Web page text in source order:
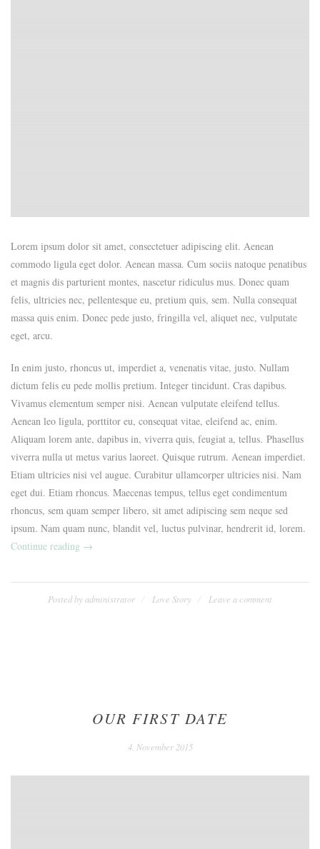
Lorem ipsum dolor sit amet, consectetuer adipiscing elit. Aenean
commodo ligula eget dolor. Aenean massa. Cum sociis natoque penatibus
et magnis dis parturient montes, nascetur ridiculus mus. Donec quam
felis, ultricies nec, pellentesque eu, pretium quis, sem. Nulla consequat
massa quis enim. Donec pede justo, fringilla vel, aliquet nec, vulputate
eget, arcu.
In enim justo, rhoncus ut, imperdiet a, venenatis vitae, justo. Nullam
dictum felis eu pede mollis pretium. Integer tincidunt. Cras dapibus.
Vivamus elementum semper nisi. Aenean vulputate eleifend tellus.
Aenean leo ligula, porttitor eu, consequat vitae, eleifend ac, enim.
Aliquam lorem ante, dapibus in, viverra quis, feugiat a, tellus. Phasellus
viverra nulla ut metus varius laoreet. Quisque rutrum. Aenean imperdiet.
Etiam ultricies nisi vel augue. Curabitur ullamcorper ultricies nisi. Nam
eget dui. Etiam rhoncus. Maecenas tempus, tellus eget condimentum
rhoncus, sem quam semper libero, sit amet adipiscing sem neque sed
ipsum. Nam quam nunc, blandit vel, luctus pulvinar, hendrerit id, lorem.
Continue reading „The
Proposal“
→
Posted byadministrator Love Story Leave a comment
OUR FIRST DATE
4. November 2015